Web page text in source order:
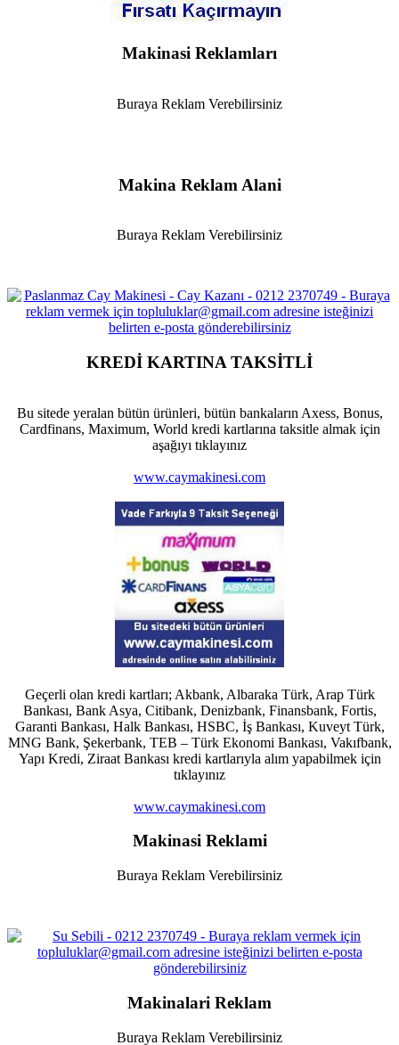
Makinasi Reklamları
Buraya Reklam Verebilirsiniz
Makina Reklam Alani
Buraya Reklam Verebilirsiniz
KREDİ KARTINA TAKSİTLİ
Bu sitede yeralan bütün ürünleri, bütün bankaların Axess, Bonus,
Cardfinans, Maximum, World kredi kartlarına taksitle almak için
aşağıyı tıklayınız
www.caymakinesi.com
Geçerli olan kredi kartları; Akbank, Albaraka Türk, Arap Türk
Bankası, Bank Asya, Citibank, Denizbank, Finansbank, Fortis,
Garanti Bankası, Halk Bankası, HSBC, İş Bankası, Kuveyt Türk,
MNG Bank, Şekerbank, TEB – Türk Ekonomi Bankası, Vakıfbank,
Yapı Kredi, Ziraat Bankası kredi kartlarıyla alım yapabilmek için
tıklayınız
www.caymakinesi.com
Makinasi Reklami
Buraya Reklam Verebilirsiniz
Makinalari Reklam
Buraya Reklam Verebilirsiniz